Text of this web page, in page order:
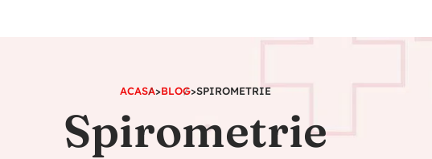
ACASA>BLOG>SPIROMETRIE
Spirometrie